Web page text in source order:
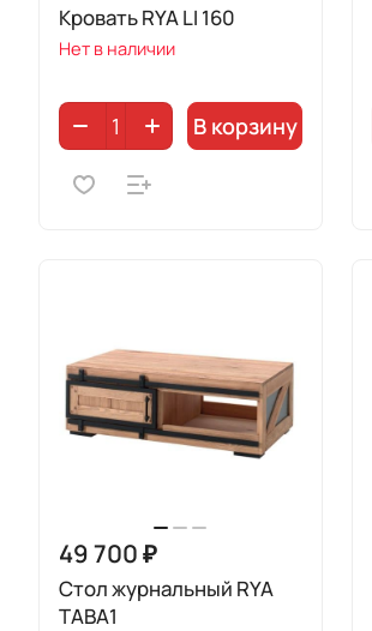
Кровать RYA LI 160
Нет в наличии
В корзину
49 700 ₽
Стол журнальный RYA
TABA1